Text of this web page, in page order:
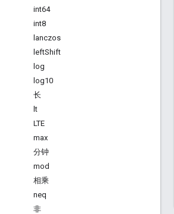
int64
int8
lanczos
leftShift
log
log10
长
lt
LTE
max
分钟
mod
相乘
neq
非